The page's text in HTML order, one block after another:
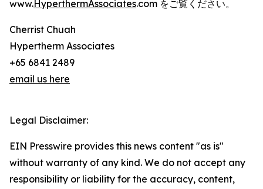
www.HyperthermAssociates.com をご覧ください。
Cherrist Chuah
Hypertherm Associates
+65 6841 2489
email us here
Legal Disclaimer:
EIN Presswire provides this news content "as is"
without warranty of any kind. We do not accept any
responsibility or liability for the accuracy, content,